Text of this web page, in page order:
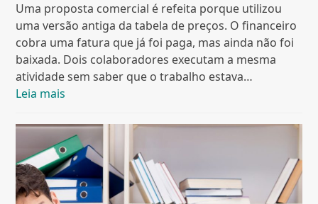
Uma proposta comercial é refeita porque utilizou
uma versão antiga da tabela de preços. O financeiro
cobra uma fatura que já foi paga, mas ainda não foi
baixada. Dois colaboradores executam a mesma
atividade sem saber que o trabalho estava…
Leia mais